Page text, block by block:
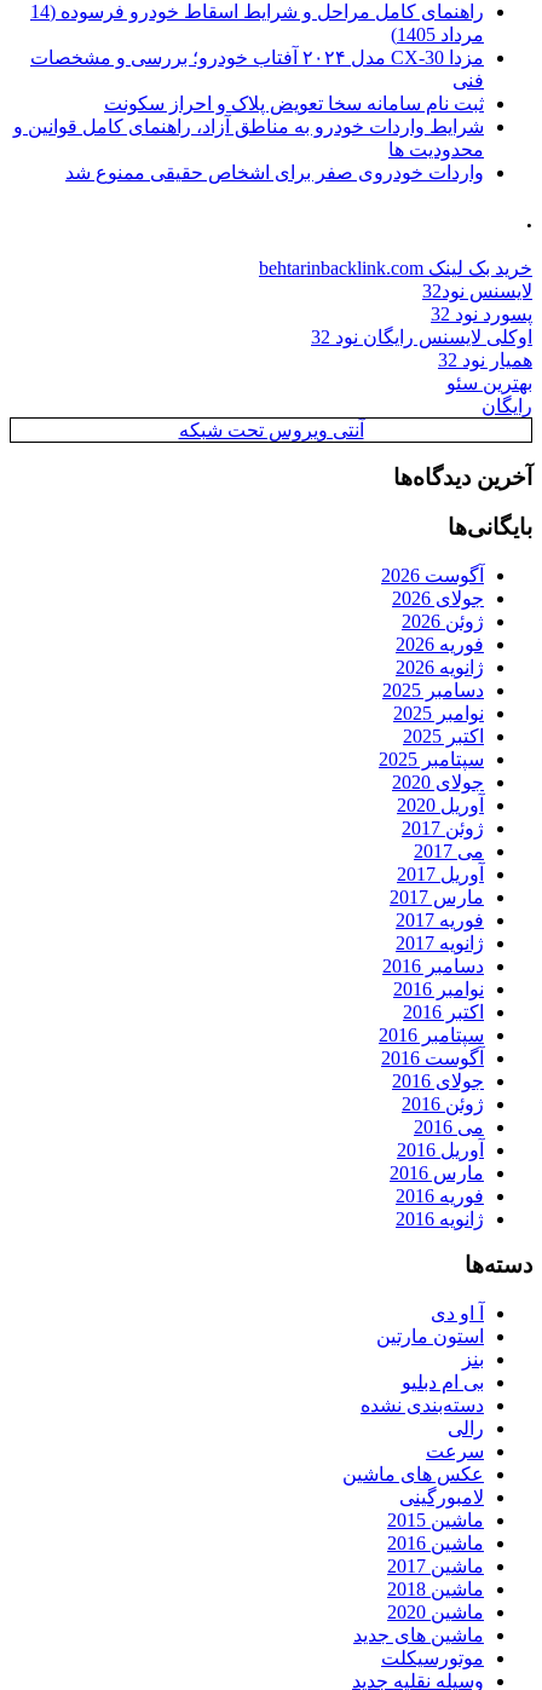
راهنمای کامل مراحل و شرایط اسقاط خودرو فرسوده (14
مرداد 1405)
مزدا CX-30 مدل ۲۰۲۴ آفتاب خودرو؛ بررسی و مشخصات
فنی
ثبت نام سامانه سخا تعویض پلاک و احراز سکونت
شرایط واردات خودرو به مناطق آزاد، راهنمای کامل قوانین و
محدودیت ها
واردات خودروی صفر برای اشخاص حقیقی ممنوع شد
.
خرید بک لینک behtarinbacklink.com
لایسنس نود32
پسورد نود 32
اوکلی لایسنس رایگان نود 32
همیار نود 32
بهترین سئو
رایگان
آنتی ویروس تحت شبکه
آخرین دیدگاه‌ها
بایگانی‌ها
آگوست 2026
جولای 2026
ژوئن 2026
فوریه 2026
ژانویه 2026
دسامبر 2025
نوامبر 2025
اکتبر 2025
سپتامبر 2025
جولای 2020
آوریل 2020
ژوئن 2017
می 2017
آوریل 2017
مارس 2017
فوریه 2017
ژانویه 2017
دسامبر 2016
نوامبر 2016
اکتبر 2016
سپتامبر 2016
آگوست 2016
جولای 2016
ژوئن 2016
می 2016
آوریل 2016
مارس 2016
فوریه 2016
ژانویه 2016
دسته‌ها
آ او دی
استون مارتین
بنز
بی ام دبلیو
دسته‌بندی نشده
رالی
سرعت
عکس های ماشین
لامبورگینی
ماشین 2015
ماشین 2016
ماشین 2017
ماشین 2018
ماشین 2020
ماشین های جدید
موتورسیکلت
وسیله نقلیه جدید